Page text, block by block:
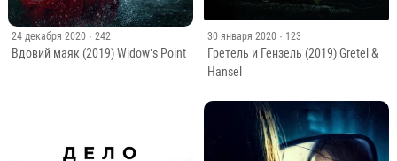
24 декабря 2020 · 242
Вдовий маяк (2019) Widow’s Point
30 января 2020 · 123
Гретель и Гензель (2019) Gretel &
Hansel